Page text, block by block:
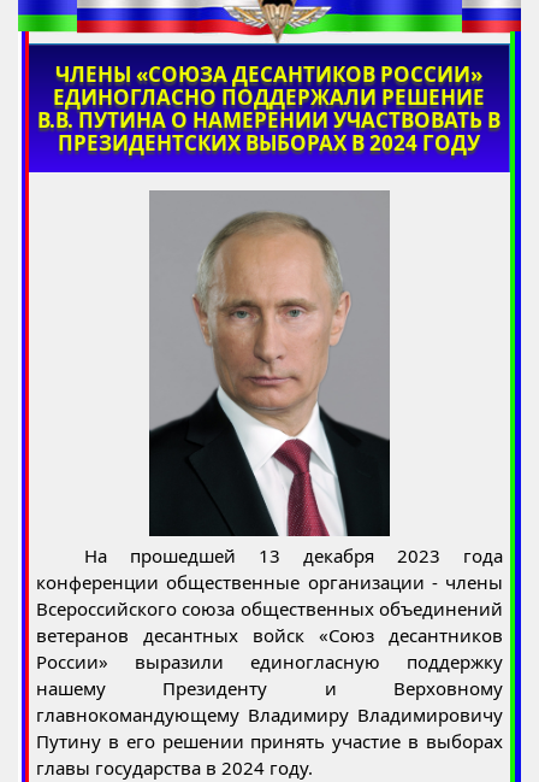
ЧЛЕНЫ «СОЮЗА ДЕСАНТИКОВ РОССИИ»
ЕДИНОГЛАСНО ПОДДЕРЖАЛИ РЕШЕНИЕ
В.В. ПУТИНА О НАМЕРЕНИИ УЧАСТВОВАТЬ В
ПРЕЗИДЕНТСКИХ ВЫБОРАХ В 2024 ГОДУ
На прошедшей 13 декабря 2023 года
конференции общественные организации - члены
Всероссийского союза общественных объединений
ветеранов десантных войск «Союз десантников
России» выразили единогласную поддержку
нашему Президенту и Верховному
главнокомандующему Владимиру Владимировичу
Путину в его решении принять участие в выборах
главы государства в 2024 году.